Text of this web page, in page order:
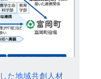
た地域共創人材